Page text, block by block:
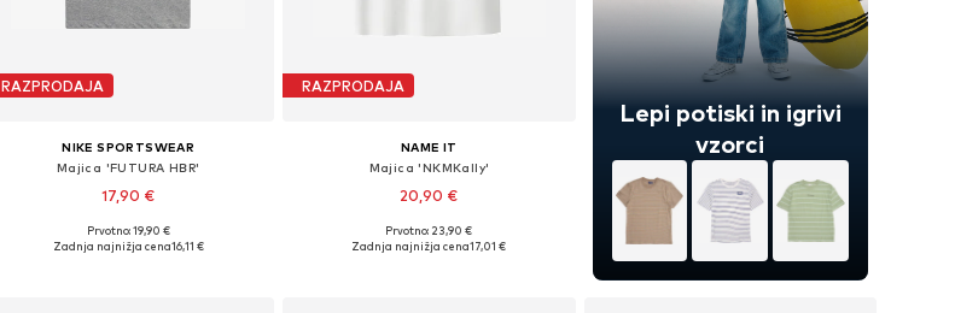
RAZPRODAJA
NIKE SPORTSWEAR
Majica 'FUTURA HBR'
17,90 €
+ 3
Na voljo v različnih velikostih
Prvotno: 19,90 €
Zadnja najnižja cena16,11 €
RAZPRODAJA
NAME IT
Majica 'NKMKally'
20,90 €
Na voljo v različnih velikostih
Prvotno: 23,90 €
Zadnja najnižja cena17,01 €
Lepi potiski in igrivi
vzorci